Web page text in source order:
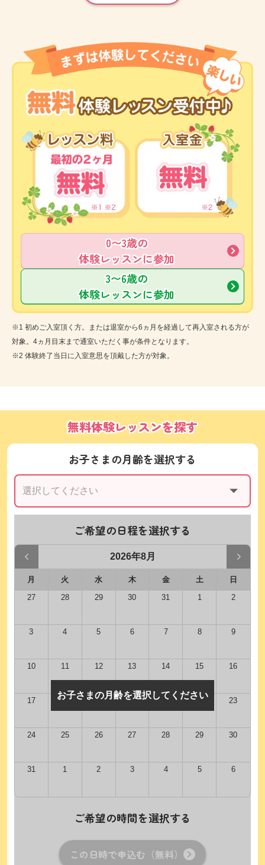
0〜3歳の
体験レッスンに参加
3〜6歳の
体験レッスンに参加
※1 初めご入室頂く方。または退室から6ヵ月を経過して再入室される方が
対象。4ヵ月目末まで通室いただく事が条件となります。
※2 体験終了当日に入室意思を頂戴した方が対象。
無料体験レッスンを探す
お子さまの月齢を選択する
ご希望の日程を選択する
2026年8月
月 火 水 木 金 土
日
27
28 29 30 31 1 2
3 4 5 6 7 8 9
10 11 12 13 14 15 16
17 18 19 20 21 22 23
24 25 26 27 28 29 30
31 1 2 3 4 5 6
ご希望の時間を選択する
この日時で申込む（無料）
お子さまの月齢を選択してください